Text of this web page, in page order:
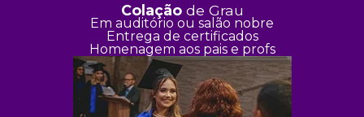
Colaçãode Grau
Em auditório ou salão nobre
Entrega de certificados
Homenagem aos pais e profs